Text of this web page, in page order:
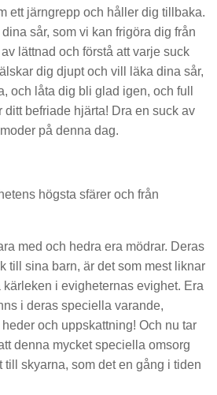
ett järngrepp och håller dig tillbaka.
sår, som vi kan frigöra dig från
lättnad och förstå att varje suck
dig djupt och vill läka dina sår,
och låta dig bli glad igen, och full
ditt befriade hjärta! Dra en suck av
på denna dag.
högsta sfärer och från
med och hedra era mödrar. Deras
till sina barn, är det som mest liknar
i evigheternas evighet. Era
i deras speciella varande,
och uppskattning! Och nu tar
denna mycket speciella omsorg
till skyarna, som det en gång i tiden